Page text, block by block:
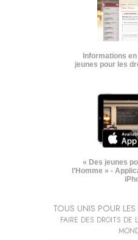
Informations
jeunes pour les
« Des jeunes
l’Homme » -
TOUS UNIS POUR
FAIRE DES DROITS DE